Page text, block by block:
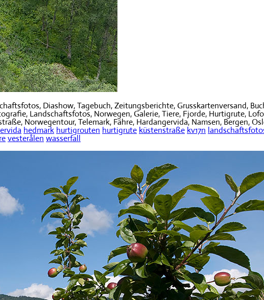
Diashow, Tagebuch, Zeitungsberichte, Grusskartenversand,
Landschaftsfotos, Norwegen, Galerie, Tiere, Fjorde, Hurtigrute,
Norwegentour, Telemark, Fähre, Hardangervida, Namsen, Bergen,
hedmark hurtigrouten hurtigrute küstenstraße kv17n
vesterålen wasserfall